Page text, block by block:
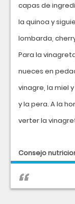
capas de
la quinoa y
lombarda,
Para la
nueces en
vinagre, la miel
y la pera. A la
verter la
Consejo